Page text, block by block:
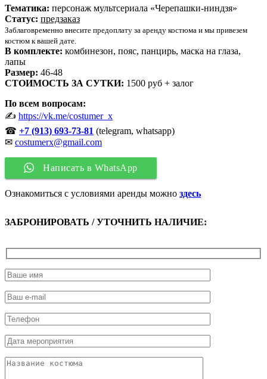
Тематика: персонаж мультсериала «Черепашки-ниндзя»
Статус: предзаказ
Заблаговременно внесите предоплату за аренду костюма и мы привезем
костюм к вашей дате.
В комплекте: комбинезон, пояс, панцирь, маска на глаза,
лапы
Размер: 46-48
СТОИМОСТЬ ЗА СУТКИ: 1500 руб + залог
По всем вопросам:
✍ https://vk.me/costumer_x
☎ +7 (913) 693-73-81 (telegram, whatsapp)
✉ costumerx@gmail.com
Написать в WhatsApp
Ознакомиться с условиями аренды можно здесь
ЗАБРОНИРОВАТЬ / УТОЧНИТЬ НАЛИЧИЕ: